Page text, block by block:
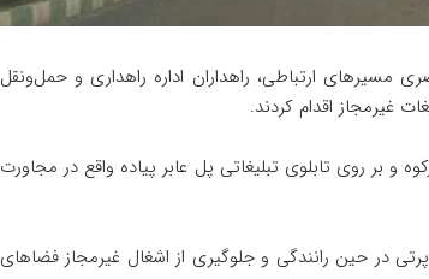
ارتباطی، راهداران اداره راهداری و حمل‌ونقل
غیرمجاز اقدام کردند.
و بر روی تابلوی تبلیغاتی پل عابر پیاده واقع در مجاورت
در حین رانندگی و جلوگیری از اشغال غیرمجاز فضاهای